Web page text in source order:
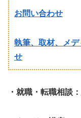
お問い合わせ
執筆、取材、メ
せ
・就職・転職相談